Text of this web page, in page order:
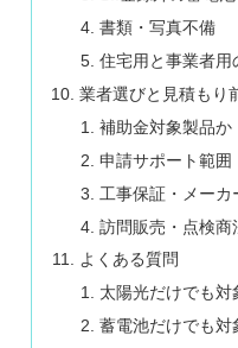
書類・写真不備
住宅用と事業者用
業者選びと見積もり
補助金対象製品か
申請サポート範囲
工事保証・メーカ
訪問販売・点検商
よくある質問
太陽光だけでも対
蓄電池だけでも対